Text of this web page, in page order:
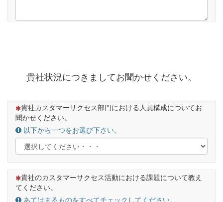
貴社状況につきましてお聞かせください。
（この質問は必須です）
貴社カスタマーサクセス部門における人員構成についてお
聞かせください。
以下から一つをお選び下さい。
（この質問は必須です）
貴社のカスタマーサクセス活動における課題について教え
てください。
あてはまるものをすべてチェックしてください。